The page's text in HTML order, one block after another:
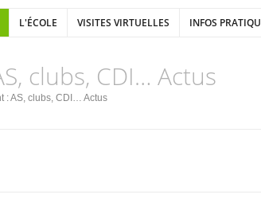
L'ÉCOLE VISITES VIRTUELLES INFOS
clubs, CDI… Actus
: AS, clubs, CDI… Actus